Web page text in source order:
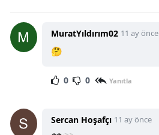
MuratYıldırım02 11 ay önce
🤔
0 0 Yanıtla
Sercan Hoşafçı 11 ay önce